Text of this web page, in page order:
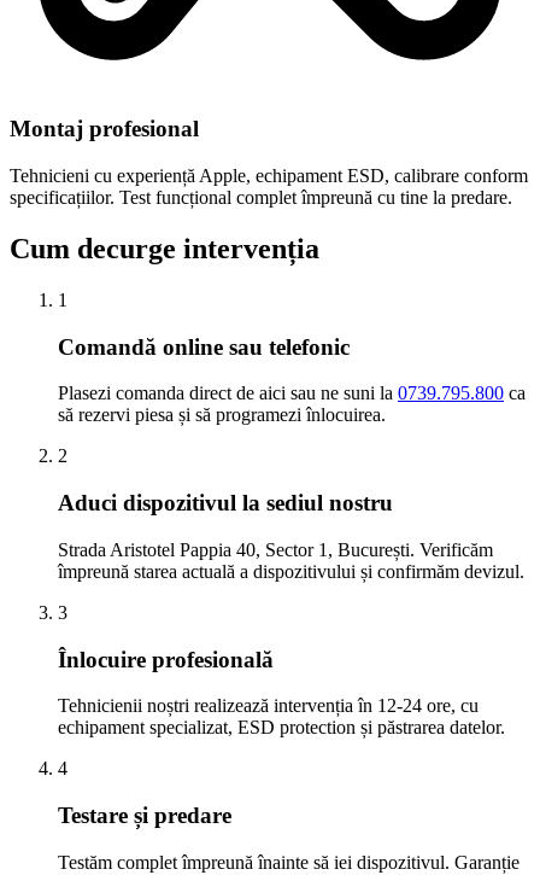
Montaj profesional
Tehnicieni cu experiență Apple, echipament ESD, calibrare conform
specificațiilor. Test funcțional complet împreună cu tine la predare.
Cum decurge intervenția
1
Comandă online sau telefonic
Plasezi comanda direct de aici sau ne suni la 0739.795.800 ca
să rezervi piesa și să programezi înlocuirea.
2
Aduci dispozitivul la sediul nostru
Strada Aristotel Pappia 40, Sector 1, București. Verificăm
împreună starea actuală a dispozitivului și confirmăm devizul.
3
Înlocuire profesională
Tehnicienii noștri realizează intervenția în 12-24 ore, cu
echipament specializat, ESD protection și păstrarea datelor.
4
Testare și predare
Testăm complet împreună înainte să iei dispozitivul. Garanție